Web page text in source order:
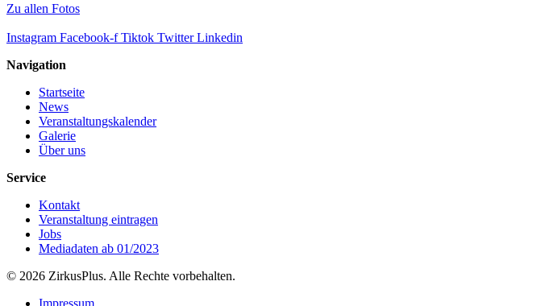
Zu allen Fotos
Instagram Facebook-f Tiktok Twitter Linkedin
Navigation
Startseite
News
Veranstaltungskalender
Galerie
Über uns
Service
Kontakt
Veranstaltung eintragen
Jobs
Mediadaten ab 01/2023
© 2026 ZirkusPlus. Alle Rechte vorbehalten.
Impressum